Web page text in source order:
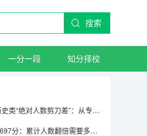
搜索
一分一段 知分择校
物理类与历史类“绝对人数剪刀差”：从专科到600分物理反超22万人
从150分到697分：累计人数翻倍需要多少分，越高分段跨越越大